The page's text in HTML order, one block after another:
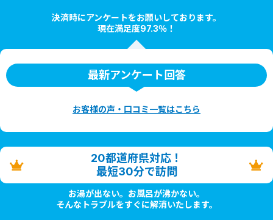
決済時にアンケートをお願いしております。
現在満足度97.3％！
最新アンケート回答
お客様の声・口コミ一覧はこちら
20都道府県対応！
最短30分で訪問
お湯が出ない。お風呂が沸かない。
そんなトラブルをすぐに解消いたします。